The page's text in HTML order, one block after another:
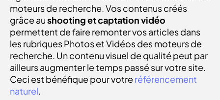
moteurs de recherche. Vos contenus créés
grâce aushooting et captation vidéo
permettent de faire remonter vos articles dans
les rubriques Photos et Vidéos des moteurs de
recherche. Un contenu visuel de qualité peut par
ailleurs augmenter le temps passé sur votre site.
Ceci est bénéfique pour votre référencement
naturel.